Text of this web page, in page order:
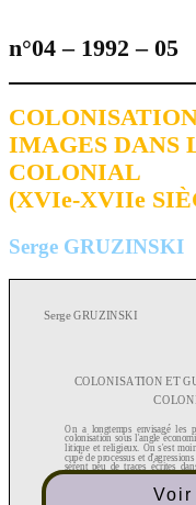
n°04 – 1992 – 05
IMAGES DANS
COLONIAL
(XVIe-XVIIe
Serge GRUZINSKI